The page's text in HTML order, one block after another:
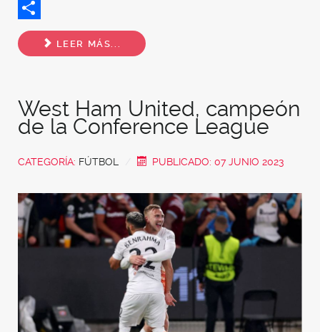
Twitter
Share
LEER MÁS...
West Ham United, campeón
de la Conference League
CATEGORÍA: FÚTBOL PUBLICADO: 07 JUNIO 2023